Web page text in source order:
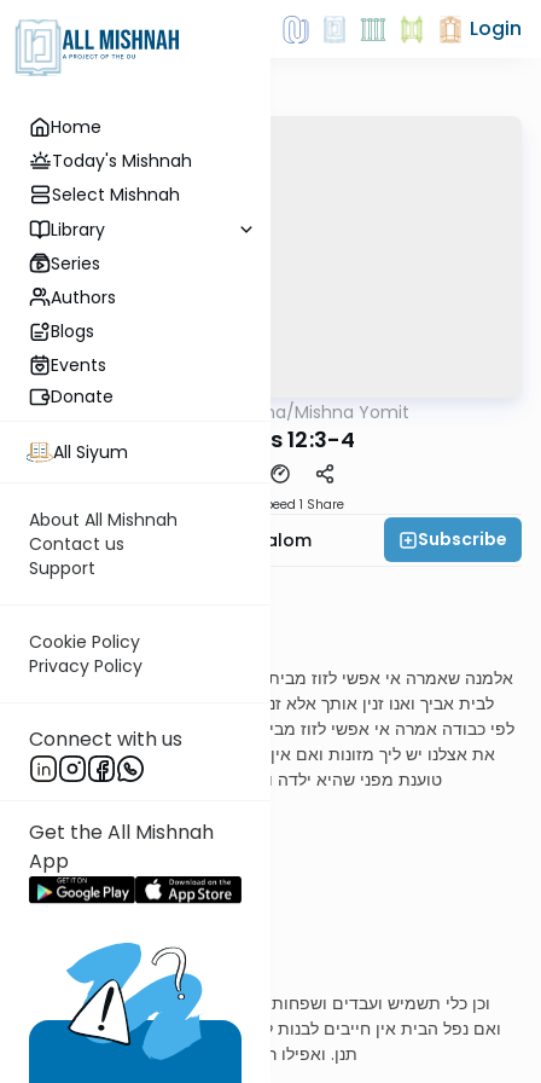
Home
Today's Mishnah
Select Mishnah
Library
Series
Authors
Blogs
Events
Donate
All Siyum
About All Mishnah
Contact us
Support
Cookie Policy
Privacy Policy
Connect with us
Get the All Mishnah
App
Login
AllMishna/Mishna Yomit
Kesubos 12:3-4
Speed 1 Share
Rabbi Yitzchak Etshalom
Subscribe
משנה ג
אלמנה שאמרה אי אפשי לזוז מבית בעלי אין היורשין יכולין לומר לה לכי
לבית אביך ואנו זנין אותך אלא זנין אותה בבית בעלה ונותנין לה מדור
לפי כבודה אמרה אי אפשי לזוז מבית אבא יכולים היורשים לומר לה אם
את אצלנו יש ליך מזונות ואם אין את אצלינו אין ליך מזונות אם היתה
טוענת מפני שהיא ילדה והן ילדים זנין אותה והיא בבית אביה
ר' עובדיה מברטנורא
ונותנין לה מדור
וכן כלי תשמיש ועבדים ושפחות שהיתה משתמשת בהם בחיי בעלה.
ואם נפל הבית אין חייבים לבנות לה בית אחר, דאת תהא יתבא בביתי
תנן. ואפילו רצתה לבנותו מממונה אין שומעין לה